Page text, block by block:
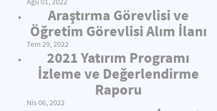
Araştırma Görevlisi ve
Öğretim Görevlisi Alım İlanı
Tem 29, 2022
2021 Yatırım Programı
İzleme ve Değerlendirme
Raporu
Nis 06, 2022